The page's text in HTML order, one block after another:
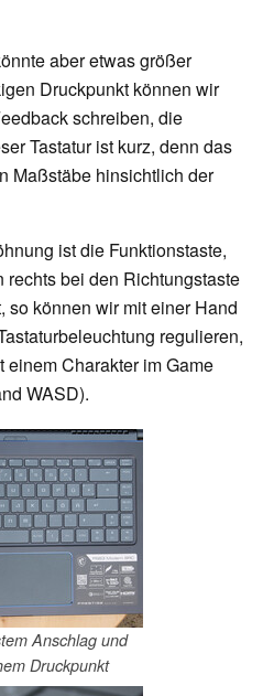
aber etwas größer
Druckpunkt können wir
schreiben, die
Tastatur ist kurz, denn das
Maßstäbe hinsichtlich der
ist die Funktionstaste,
bei den Richtungstaste
so können wir mit einer Hand
regulieren,
Charakter im Game
WASD).
Anschlag und
Druckpunkt